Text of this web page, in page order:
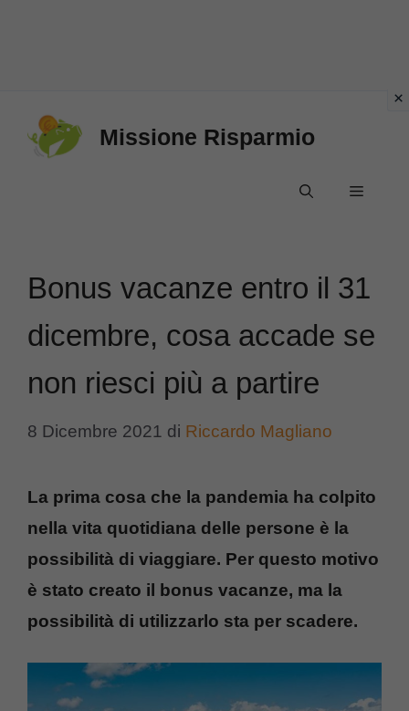
Missione Risparmio
Menu
Bonus vacanze entro il 31
dicembre, cosa accade se
non riesci più a partire
8 Dicembre 2021 di Riccardo Magliano
La prima cosa che la pandemia ha colpito
nella vita quotidiana delle persone è la
possibilità di viaggiare. Per questo motivo
è stato creato il bonus vacanze, ma la
possibilità di utilizzarlo sta per scadere.